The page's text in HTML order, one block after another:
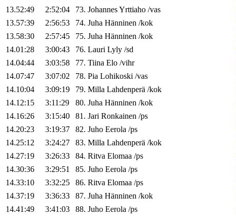
13.52:49
2:52:04 73. JohannesYrttiaho /vas
13.57:39
2:56:53 74. Juha Hänninen /kok
13.58:30
2:57:45 75. Juha Hänninen /kok
14.01:28
3:00:43 76. Lauri Lyly /sd
14.04:44
3:03:58 77. Tiina Elo /vihr
14.07:47
3:07:02 78. Pia Lohikoski /vas
14.10:04
3:09:19 79. Milla Lahdenperä /kok
14.12:15
3:11:29 80. Juha Hänninen /kok
14.16:26
3:15:40 81. Jari Ronkainen /ps
14.20:23
3:19:37 82. Juho Eerola /ps
14.25:12
3:24:27 83. Milla Lahdenperä /kok
14.27:19
3:26:33 84. Ritva Elomaa /ps
14.30:36
3:29:51 85. Juho Eerola /ps
14.33:10
3:32:25 86. Ritva Elomaa /ps
14.37:19
3:36:33 87. Juha Hänninen /kok
14.41:49
3:41:03 88. Juho Eerola /ps